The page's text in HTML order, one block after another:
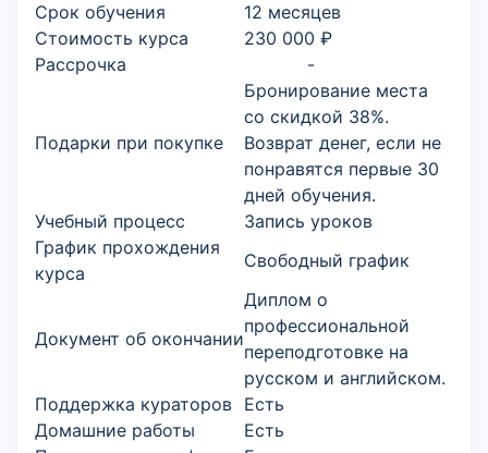
Срок обучения
12 месяцев
Стоимость курса
230 000 ₽
Рассрочка
-
Подарки при покупке
Бронирование места
со скидкой 38%.
Возврат денег, если не
понравятся первые 30
дней обучения.
Учебный процесс
Запись уроков
График прохождения
курса
Свободный график
Документ об окончании
Диплом о
профессиональной
переподготовке на
русском и английском.
Поддержка кураторов Есть
Домашние работы
Есть